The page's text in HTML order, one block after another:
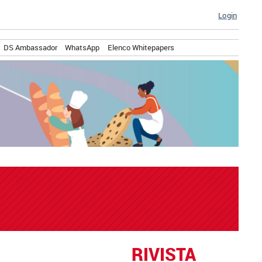
Login
DS Ambassador WhatsApp Elenco Whitepapers
RIVISTA